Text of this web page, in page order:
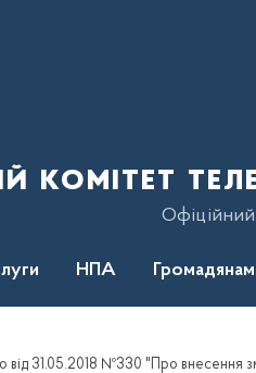
комітет
НПА Громадянам